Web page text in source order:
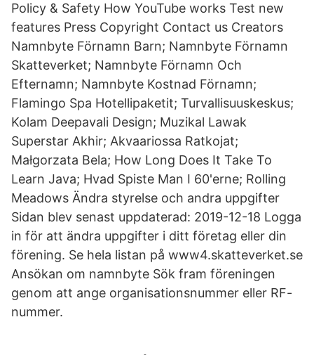
Policy & Safety How YouTube works Test new
features Press Copyright Contact us Creators
Namnbyte Förnamn Barn; Namnbyte Förnamn
Skatteverket; Namnbyte Förnamn Och
Efternamn; Namnbyte Kostnad Förnamn;
Flamingo Spa Hotellipaketit; Turvallisuuskeskus;
Kolam Deepavali Design; Muzikal Lawak
Superstar Akhir; Akvaariossa Ratkojat;
Małgorzata Bela; How Long Does It Take To
Learn Java; Hvad Spiste Man I 60'erne; Rolling
Meadows Ändra styrelse och andra uppgifter
Sidan blev senast uppdaterad: 2019-12-18 Logga
in för att ändra uppgifter i ditt företag eller din
förening. Se hela listan på www4.skatteverket.se
Ansökan om namnbyte Sök fram föreningen
genom att ange organisationsnummer eller RF-
nummer.